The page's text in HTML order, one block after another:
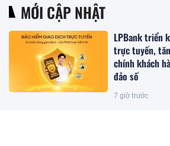
MỚI CẬP NHẬT
LPBank triển
trực tuyến,
chính khách
đảo số
7 giờ trước